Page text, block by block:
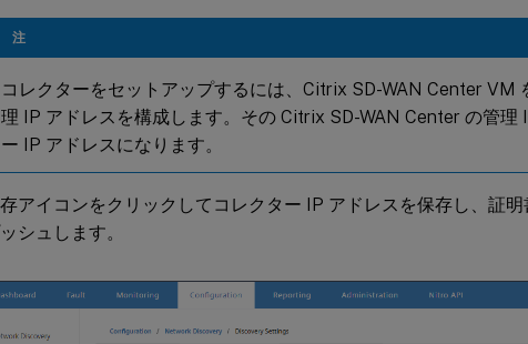
注
コレクターをセットアップするには、Citrix SD-WAN Center VM
理 IP アドレスを構成します。その Citrix SD-WAN Center の管理
ー IP アドレスになります。
アイコンをクリックしてコレクター IP アドレスを保存し、証
シュします。